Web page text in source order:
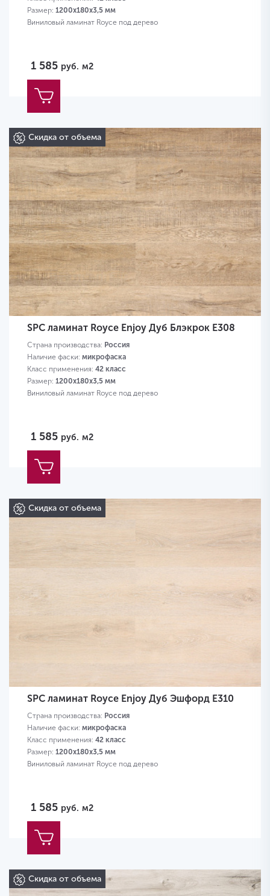
Размер: 1200х180х3,5 мм
Виниловый ламинат Royce под дерево
1 585 руб. м2
Скидка от объема
SPC ламинат Royce Enjoy Дуб Блэкрок Е308
Страна производства: Россия
Наличие фаски: микрофаска
Класс применения: 42 класс
Размер: 1200х180х3,5 мм
Виниловый ламинат Royce под дерево
1 585 руб. м2
Скидка от объема
SPC ламинат Royce Enjoy Дуб Эшфорд Е310
Страна производства: Россия
Наличие фаски: микрофаска
Класс применения: 42 класс
Размер: 1200х180х3,5 мм
Виниловый ламинат Royce под дерево
1 585 руб. м2
Скидка от объема